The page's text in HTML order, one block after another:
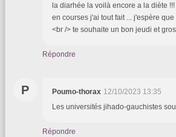
la diarhée la voilà encore a la diète
en courses j'ai tout fait ... j'espère
<br /> te souhaite un bon jeudi et
Répondre
P Poumo-thorax 12/10/2023 13:35
Les universités jihado-gauchistes
Répondre